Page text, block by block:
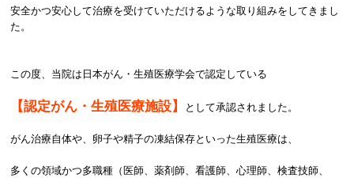
安全かつ安心して治療を受けていただけるような取り組みをしてきまし
た。
この度、当院は日本がん・生殖医療学会で認定している
【認定がん・生殖医療施設】 として承認されました。
がん治療自体や、卵子や精子の凍結保存といった生殖医療は、
多くの領域かつ多職種（医師、薬剤師、看護師、心理師、検査技師、